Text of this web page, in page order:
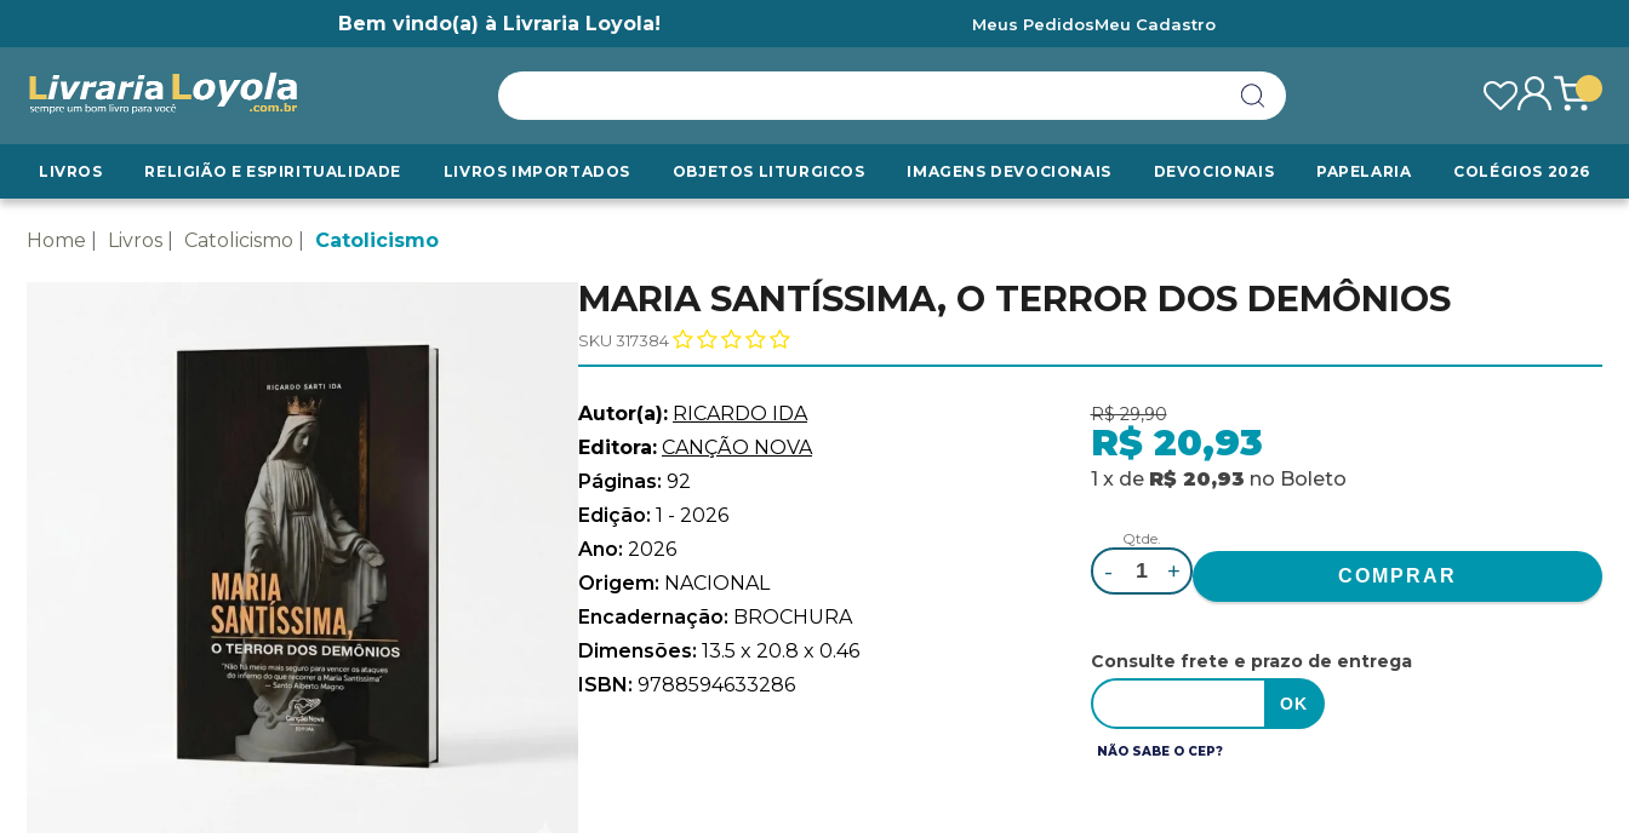
Bem vindo(a) à Livraria Loyola! Meus PedidosMeu Cadastro
LIVROS RELIGIÃO E ESPIRITUALIDADE LIVROS IMPORTADOS OBJETOS LITURGICOS IMAGENS DEVOCIONAIS DEVOCIONAIS PAPELARIA COLÉGIOS 2026
Home Livros Catolicismo Catolicismo
MARIA SANTÍSSIMA, O TERROR DOS DEMÔNIOS
SKU 317384
Autor(a): RICARDO IDA
Editora: CANÇÃO NOVA
Páginas: 92
Edição: 1 - 2026
Ano: 2026
Origem: NACIONAL
Encadernação: BROCHURA
Dimensões: 13.5 x 20.8 x 0.46
ISBN: 9788594633286
R$ 29,90
R$ 20,93
1 x de R$ 20,93 no Boleto
Qtde.
- +
Consulte frete e prazo de entrega
NÃO SABE O CEP?